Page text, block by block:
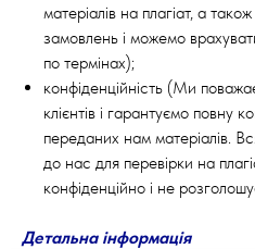
матеріалів на плагіат, а
замовлень і можемо
по термінах);
конфіденційність (Ми
клієнтів і гарантуємо повну
переданих нам матеріалів.
до нас для перевірки на
конфіденційно і не
Детальна інформація